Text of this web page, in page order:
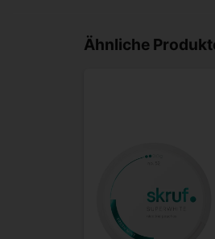
Ähnliche